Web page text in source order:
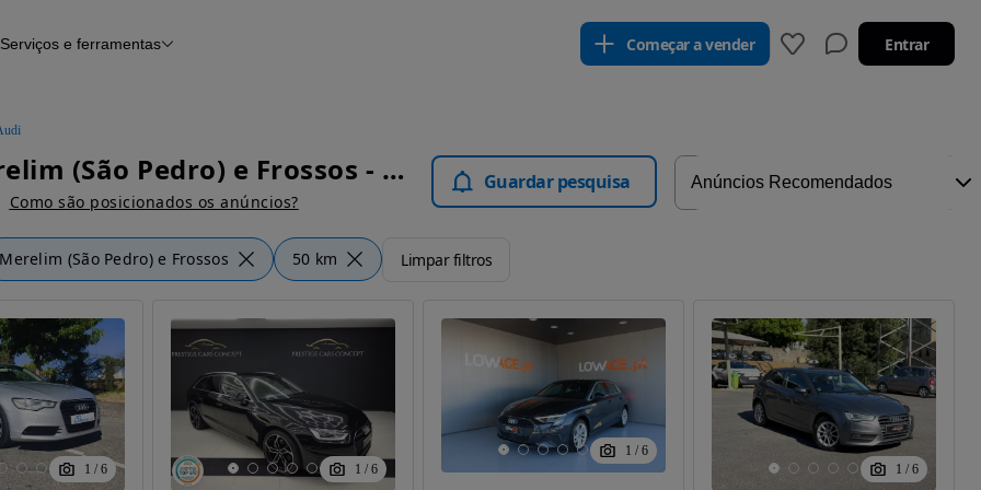
Serviços e ferramentas Começar a vender Entrar
Audi Merelim (São Pedro) e Frossos - Carros
Como são posicionados os anúncios?
Guardar pesquisa
Merelim (São Pedro) e Frossos 50 km Limpar filtros
1 / 6 1 / 6
1 / 6
1 / 6